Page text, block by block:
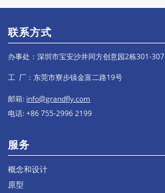
联系方式
办事处：深圳市宝安沙井同方创意园2栋301-307
工 厂：东莞市寮步镇金富二路19号
邮箱: info@grandfly.com
电话: +86 755-2996 2199
服务
概念和设计
原型